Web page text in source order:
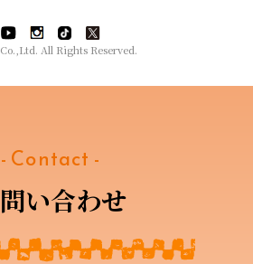
All Rights Reserved.
- Contact -
い合わせ